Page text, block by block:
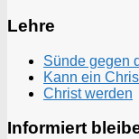
Lehre
Sünde gegen
Kann ein
Christ werden
Informiert